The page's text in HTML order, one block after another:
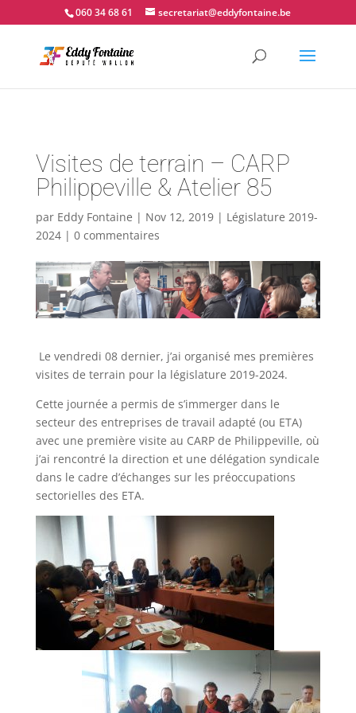
📍 Couvin - 060.34.68.61
060 34 68 61 secretariat@eddyfontaine.be
Visites de terrain – CARP
Philippeville & Atelier 85
par Eddy Fontaine | Nov 12, 2019| Législature 2019-
2024| 0 commentaires
Le vendredi 08 dernier, j’ai organisé mes premières
visites de terrain pour la législature 2019-2024.
Cette journée a permis de s’immerger dans le
secteur des entreprises de travail adapté (ou ETA)
avec une première visite au CARP de Philippeville, où
j’ai rencontré la direction et une délégation syndicale
dans le cadre d’échanges sur les préoccupations
sectorielles des ETA.